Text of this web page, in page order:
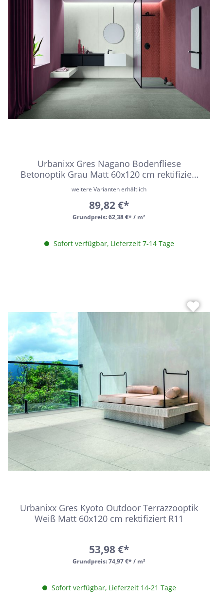
Urbanixx Gres Nagano Bodenfliese
Betonoptik Grau Matt 60x120 cm rektifiziert
R10
Grundpreis:62,38 €* / m²
weitere Varianten erhältlich
89,82 €*
Sofort verfügbar, Lieferzeit 7-14 Tage
Urbanixx Gres Kyoto Outdoor Terrazzooptik
Weiß Matt 60x120 cm rektifiziert R11
Grundpreis:74,97 €* / m²
53,98 €*
Sofort verfügbar, Lieferzeit 14-21 Tage